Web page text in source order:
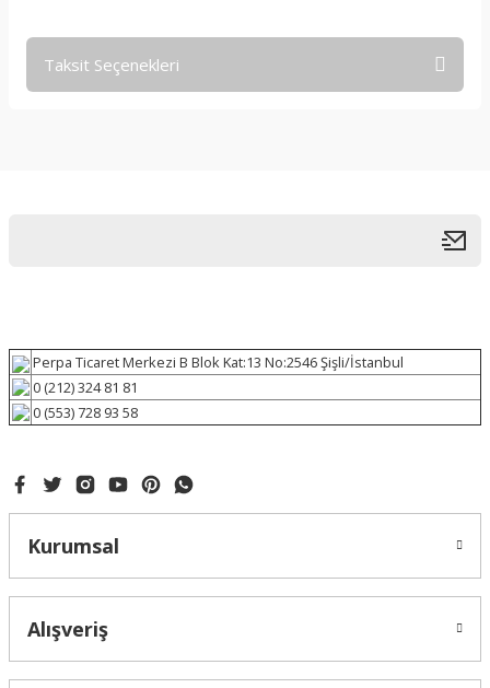
Taksit Seçenekleri
Perpa Ticaret Merkezi B Blok Kat:13 No:2546 Şişli/İstanbul
0 (212) 324 81 81
0 (553) 728 93 58
Kurumsal
Alışveriş